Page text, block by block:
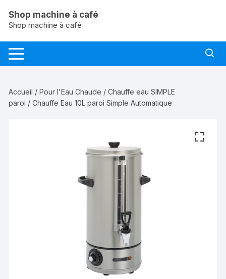
contenu
Shop machine à café
Shop machine à café
Accueil /Pour l'Eau Chaude /Chauffe eau SIMPLE
paroi / Chauffe Eau 10L paroi Simple Automatique